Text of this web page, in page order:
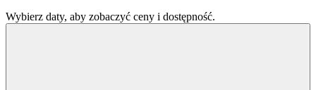
Wybierz daty, aby zobaczyć ceny i dostępność.